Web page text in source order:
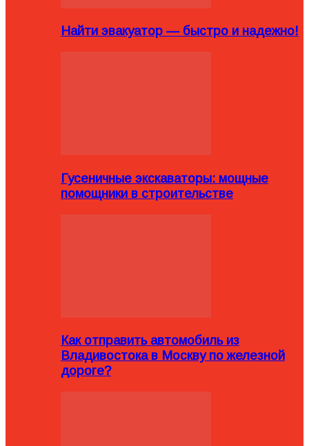
Найти эвакуатор — быстро и надежно!
Гусеничные экскаваторы: мощные
помощники в строительстве
Как отправить автомобиль из
Владивостока в Москву по железной
дороге?